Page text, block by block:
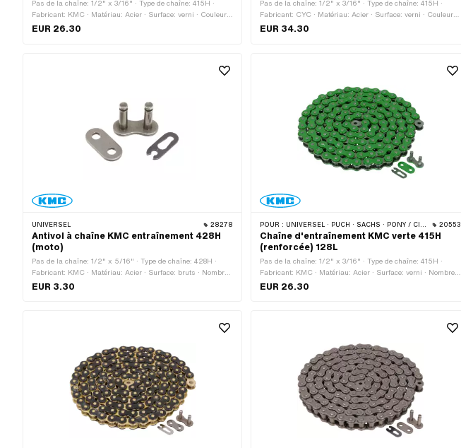
Pas de la chaîne: 1/2" x 3/16" · Type de chaîne: 415H ·
Fabricant: KMC · Matériau: Acier · Surface: verni · Couleur:
blanc · Nombre de maillons: 128 pcs · Circonférence de
EUR 26.30
Pas de la chaîne: 1/2" x 3/16" · Type de chaîne: 415H ·
Fabricant: CYC · Matériau: Acier · Surface: verni · Couleur:
Chrome · Nombre de maillons: 128 pcs · Circonférence de
EUR 34.30
UNIVERSEL 28278
Antivol à chaîne KMC entraînement 428H
(moto)
Pas de la chaîne: 1/2" x 5/16" · Type de chaîne: 428H ·
Fabricant: KMC · Matériau: Acier · Surface: bruts · Nombre
de maillons: 1 pcs · Type de cadenas à chaîne: Fermeture à
EUR 3.30
POUR : UNIVERSEL · PUCH · SACHS · PONY / CILO (BÊTA 521 & 512) · ZÜNDAPP BELMONDO · TOMOS · BYE BIKE 20553
Chaîne d'entraînement KMC verte 415H
(renforcée) 128L
Pas de la chaîne: 1/2" x 3/16" · Type de chaîne: 415H ·
Fabricant: KMC · Matériau: Acier · Surface: verni · Nombre
de maillons: 128 pcs · Circonférence de roulement: 1626
EUR 26.30